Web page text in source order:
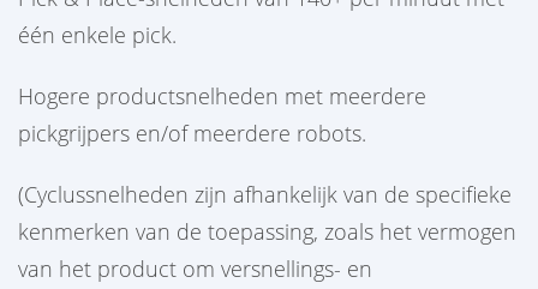
één enkele pick.
Hogere productsnelheden met meerdere
pickgrijpers en/of meerdere robots.
(Cyclussnelheden zijn afhankelijk van de specifieke
kenmerken van de toepassing, zoals het vermogen
van het product om versnellings- en